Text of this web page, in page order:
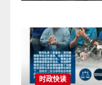
jangan
时政快读